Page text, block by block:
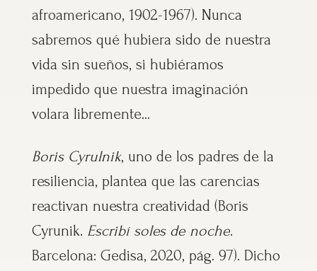
afroamericano, 1902-1967). Nunca
sabremos qué hubiera sido de nuestra
vida sin sueños, si hubiéramos
impedido que nuestra imaginación
volara libremente…
Boris Cyrulnik, uno de los padres de la
resiliencia, plantea que las carencias
reactivan nuestra creatividad (Boris
Cyrunik. Escribí soles de noche.
Barcelona: Gedisa, 2020, pág. 97). Dicho